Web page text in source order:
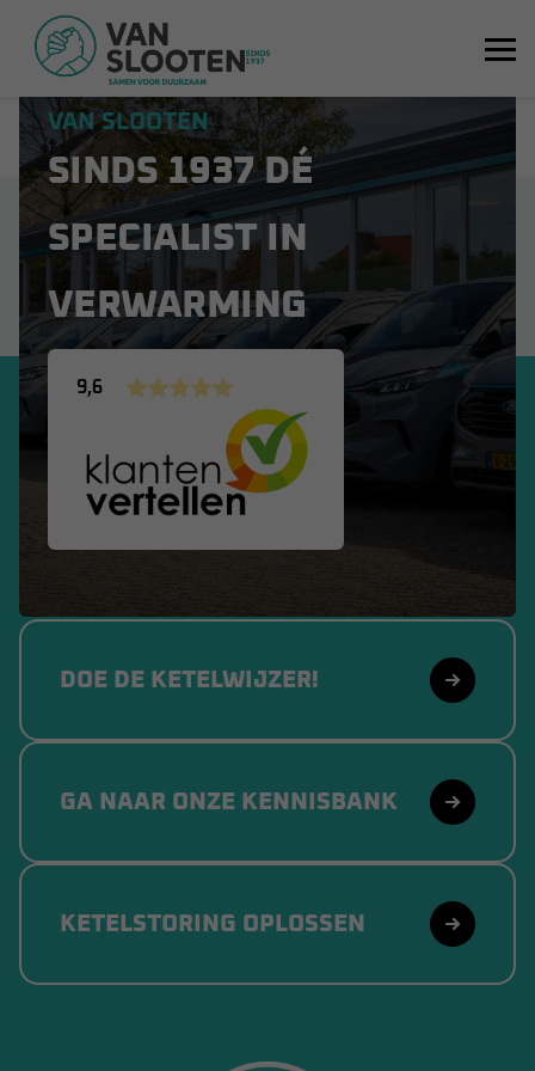
De Nefit ModuLine 3000 is een modulerende klokthermostaat
voor geavanceerde cv-installaties.
VAN SLOOTEN
SINDS 1937 DÉ
SPECIALIST IN
VERWARMING
9,6
DOE DE KETELWIJZER!
GA NAAR ONZE KENNISBANK
KETELSTORING OPLOSSEN